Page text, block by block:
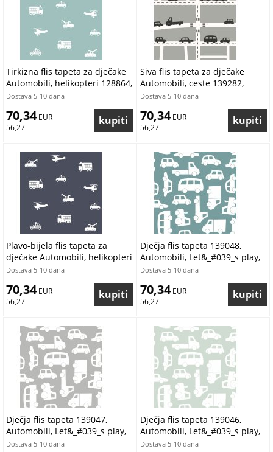
Tirkizna flis tapeta za dječake
Automobili, helikopteri 128864,
Little Bandits, Esta
Dostava 5-10 dana
70,34 EUR
56,27
Siva flis tapeta za dječake
Automobili, ceste 139282,
Forest Friends, Esta
Dostava 5-10 dana
70,34 EUR
56,27
Plavo-bijela flis tapeta za
dječake Automobili, helikopteri
138916, Little Bandits, Esta
Dostava 5-10 dana
70,34 EUR
56,27
Dječja flis tapeta 139048,
Automobili, Let&_#039_s play,
Esta
Dostava 5-10 dana
70,34 EUR
56,27
Dječja flis tapeta 139047,
Automobili, Let&_#039_s play,
Esta
Dostava 5-10 dana
Dječja flis tapeta 139046,
Automobili, Let&_#039_s play,
Esta
Dostava 5-10 dana